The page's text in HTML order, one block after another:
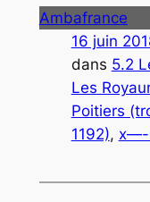
Ambafrance
16 juin
dans 5.2
Les
Poitiers
1192), x—-